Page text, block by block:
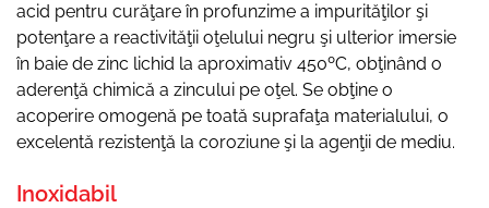
acid pentru curăţare în profunzime a impurităţilor şi
potenţare a reactivităţii oţelului negru şi ulterior imersie
în baie de zinc lichid la aproximativ 450ºC, obţinând o
aderenţă chimică a zincului pe oţel. Se obţine o
acoperire omogenă pe toată suprafaţa materialului, o
excelentă rezistenţă la coroziune şi la agenţii de mediu.
Inoxidabil